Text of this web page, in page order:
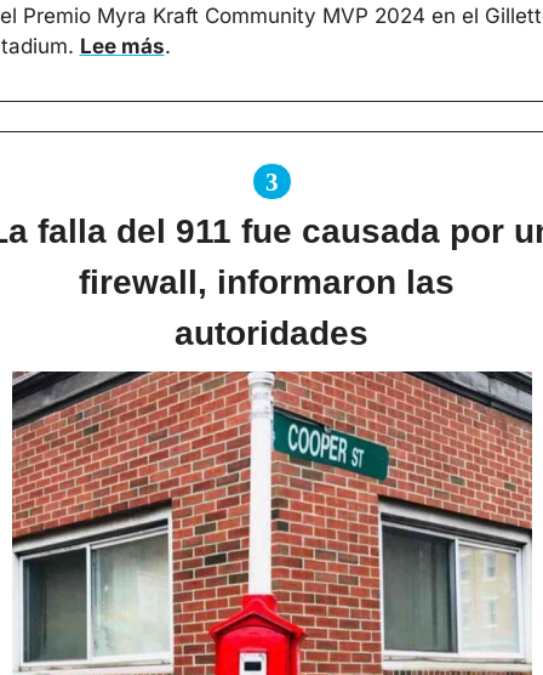
Premio Myra Kraft Community MVP 2024 en el
Lee más.
3
falla del 911 fue causada por
firewall, informaron las
autoridades